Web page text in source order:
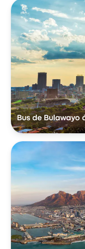
Bus de Bulawayo